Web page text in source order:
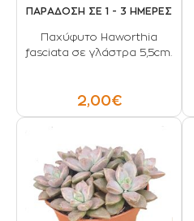
ΠΑΡΑΔΟΣΗ ΣΕ 1 - 3 ΗΜΕΡΕΣ
Παχύφυτο Haworthia
fasciata σε γλάστρα 5,5cm.
2,00€